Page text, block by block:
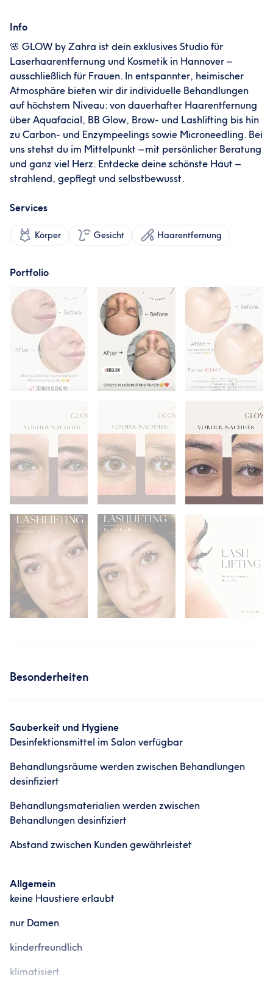
Info
🌸 GLOW by Zahra ist dein exklusives Studio für
Laserhaarentfernung und Kosmetik in Hannover –
ausschließlich für Frauen. In entspannter, heimischer
Atmosphäre bieten wir dir individuelle Behandlungen
auf höchstem Niveau: von dauerhafter Haarentfernung
über Aquafacial, BB Glow, Brow- und Lashlifting bis hin
zu Carbon- und Enzympeelings sowie Microneedling. Bei
uns stehst du im Mittelpunkt – mit persönlicher Beratung
und ganz viel Herz. Entdecke deine schönste Haut –
strahlend, gepflegt und selbstbewusst.
Services
Körper Gesicht Haarentfernung
Portfolio
Besonderheiten
Sauberkeit und Hygiene
Desinfektionsmittel im Salon verfügbar
Behandlungsräume werden zwischen Behandlungen
desinfiziert
Behandlungsmaterialien werden zwischen
Behandlungen desinfiziert
Abstand zwischen Kunden gewährleistet
Allgemein
keine Haustiere erlaubt
nur Damen
kinderfreundlich
klimatisiert